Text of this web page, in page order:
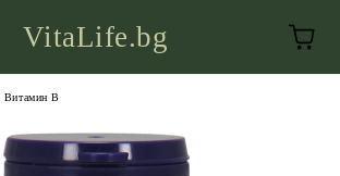
VitaLife.bg
Витамин B